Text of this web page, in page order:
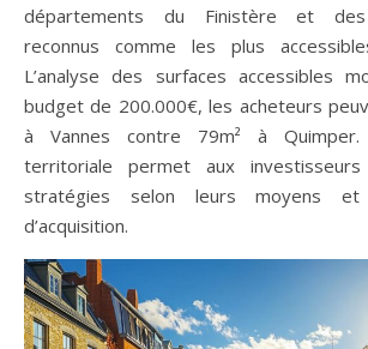
départements du Finistère et des
reconnus comme les plus
L’analyse des surfaces accessibles
budget de 200.000€, les acheteurs
à Vannes contre 79m² à
territoriale permet aux investisseurs
stratégies selon leurs moyens
d’acquisition.